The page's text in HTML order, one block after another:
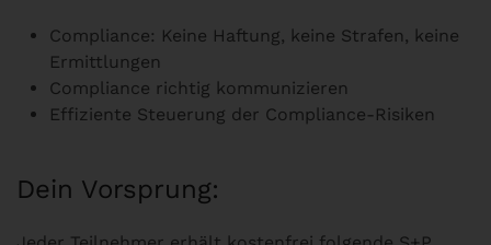
Compliance: Keine Haftung, keine Strafen, keine
Ermittlungen
Compliance richtig kommunizieren
Effiziente Steuerung der Compliance-Risiken
Dein Vorsprung: